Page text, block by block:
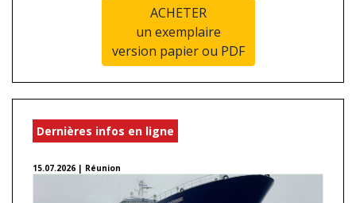
ACHETER
un exemplaire
version papier ou PDF
Dernières infos en ligne
15.07.2026 | Réunion